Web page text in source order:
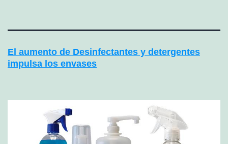
El aumento de Desinfectantes y detergentes
impulsa los envases